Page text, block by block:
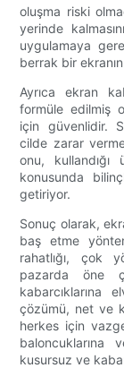
oluşma riski
yerinde
uygulamaya
berrak bir
Ayrıca ekran
formüle edilmiş
için güvenlidir.
cilde zarar
onu,
konusunda
getiriyor.
Sonuç olarak,
baş etme
rahatlığı, çok
pazarda öne
kabarcıklarına
çözümü, net ve
herkes için
kusursuz ve